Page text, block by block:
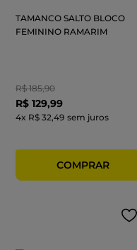
TAMANCO SALTO BLOCO
FEMININO RAMARIM
R$ 185,90
R$ 129,99
4x R$ 32,49 sem juros